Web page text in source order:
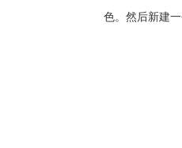
色。然后新建